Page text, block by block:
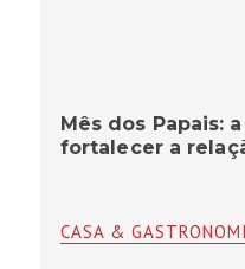
Mês dos Papais:
fortalecer a
CASA &